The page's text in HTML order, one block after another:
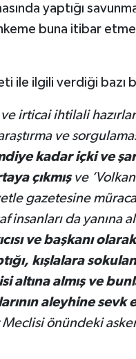
yaptığı
buna itibar
ile ilgili verdiği bazı
irticai ihtilali
ve
kadar içki ve
çıkmışve
gazetesine
insanları da yanına
ve başkanı
kışlalara
altına almış ve
aleyhine sevk
önündeki